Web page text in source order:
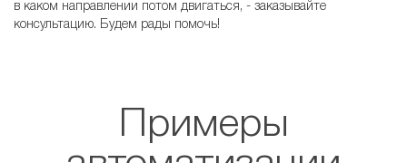
в каком направлении потом двигаться, - заказывайте
консультацию. Будем рады помочь!
Примеры